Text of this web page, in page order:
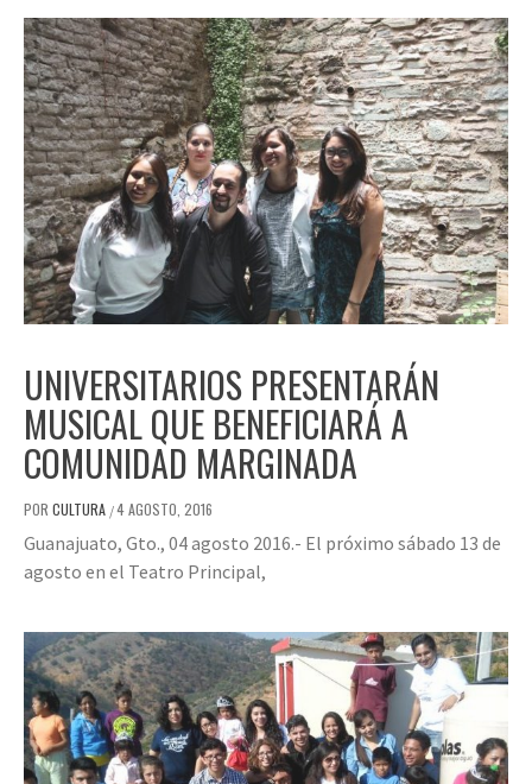
UNIVERSITARIOS PRESENTARÁN
MUSICAL QUE BENEFICIARÁ A
COMUNIDAD MARGINADA
POR CULTURA /4 AGOSTO, 2016
Guanajuato, Gto., 04 agosto 2016.- El próximo sábado 13 de
agosto en el Teatro Principal,